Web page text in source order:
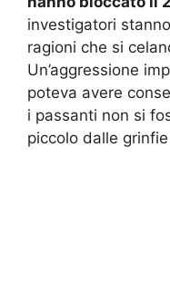
investigatori
ragioni che si
Un’aggressione
poteva avere
i passanti non si
piccolo dalle